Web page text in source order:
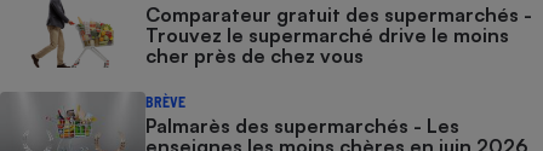
Comparateur gratuit des supermarchés -
Trouvez le supermarché drive le moins
cher près de chez vous
BRÈVE
Palmarès des supermarchés - Les
enseignes les moins chères en juin 2026